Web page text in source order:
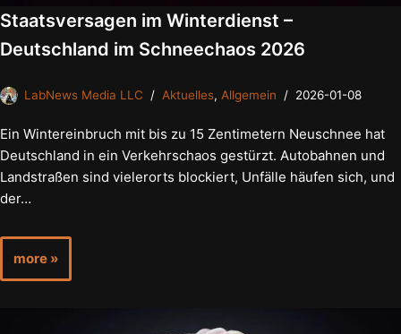
Staatsversagen im Winterdienst –
Deutschland im Schneechaos 2026
LabNews Media LLC Aktuelles, Allgemein 2026-01-08
Ein Wintereinbruch mit bis zu 15 Zentimetern Neuschnee hat
Deutschland in ein Verkehrschaos gestürzt. Autobahnen und
Landstraßen sind vielerorts blockiert, Unfälle häufen sich, und
der…
more »